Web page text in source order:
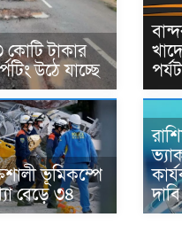
কোটি টাকার
উঠে যাচ্ছে
ভূমিকম্পে
বেড়ে ৩৪